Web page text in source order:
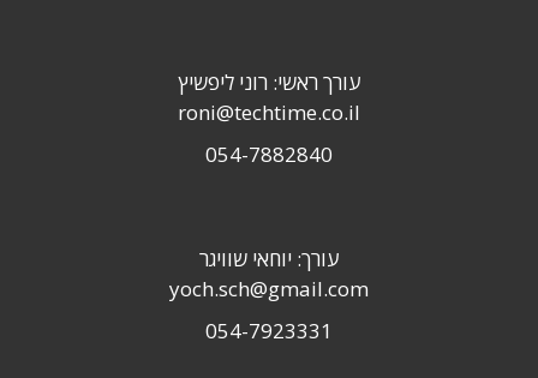
עורך ראשי: רוני ליפשיץ
roni@techtime.co.il
054-7882840
עורך: יוחאי שוויגר
yoch.sch@gmail.com
054-7923331